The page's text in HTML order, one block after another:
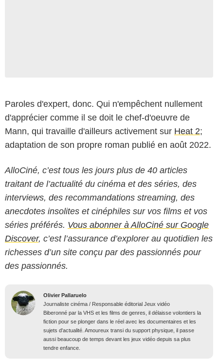
Paroles d'expert, donc. Qui n'empêchent nullement
d'apprécier comme il se doit le chef-d'oeuvre de
Mann, qui travaille d'ailleurs activement sur Heat 2;
adaptation de son propre roman publié en août 2022.
AlloCiné, c’est tous les jours plus de 40 articles
traitant de l’actualité du cinéma et des séries, des
interviews, des recommandations streaming, des
anecdotes insolites et cinéphiles sur vos films et vos
séries préférés. Vous abonner à AlloCiné sur Google
Discover, c’est l’assurance d’explorer au quotidien les
richesses d’un site conçu par des passionnés pour
des passionnés.
Olivier Pallaruelo
Journaliste cinéma / Responsable éditorial Jeux vidéo
Biberonné par la VHS et les films de genres, il délaisse volontiers la
fiction pour se plonger dans le réel avec les documentaires et les
sujets d'actualité. Amoureux transi du support physique, il passe
aussi beaucoup de temps devant les jeux vidéo depuis sa plus
tendre enfance.